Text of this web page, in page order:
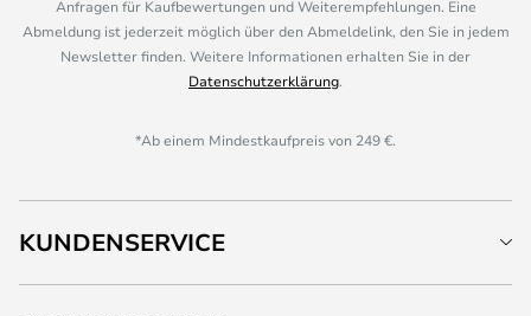
Anfragen für Kaufbewertungen und Weiterempfehlungen. Eine
Abmeldung ist jederzeit möglich über den Abmeldelink, den Sie in jedem
Newsletter finden. Weitere Informationen erhalten Sie in der
Datenschutzerklärung.
*Ab einem Mindestkaufpreis von 249 €.
KUNDENSERVICE